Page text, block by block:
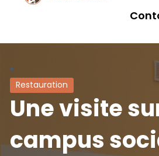
Restauration
Une visite
campus